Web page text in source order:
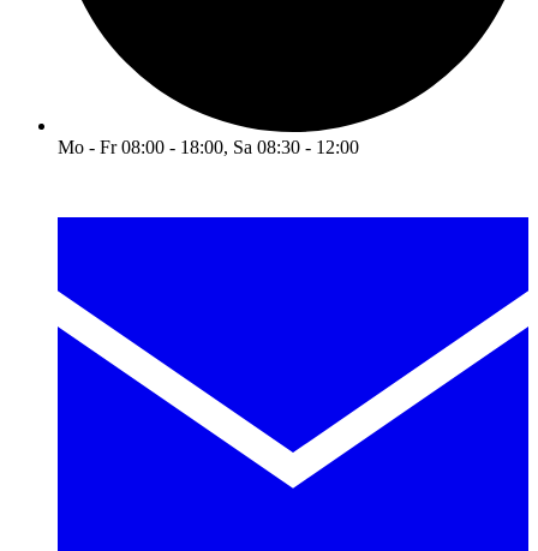
Mo - Fr 08:00 - 18:00, Sa 08:30 - 12:00